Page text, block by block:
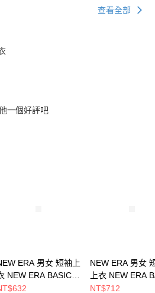
查看全部
一個好評吧
ERA 男女 短袖上
NEW ERA BASIC
ERA
NEW ERA 男女
上衣 NEW ERA
NEW ERA
NT$712